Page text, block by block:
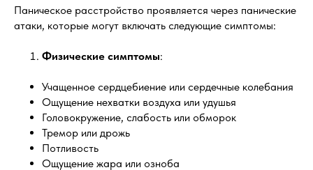
Паническое расстройство проявляется через панические
атаки, которые могут включать следующие симптомы:
Физические симптомы:
Учащенное сердцебиение или сердечные колебания
Ощущение нехватки воздуха или удушья
Головокружение, слабость или обморок
Тремор или дрожь
Потливость
Ощущение жара или озноба